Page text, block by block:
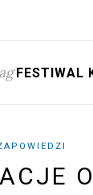
FESTIWAL